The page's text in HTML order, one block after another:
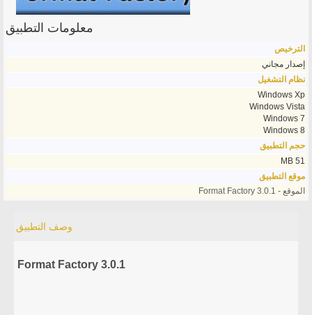
معلومات التطبيق
الترخيص
إصدار مجاني
نظام التشغيل
Windows Xp
Windows Vista
Windows 7
Windows 8
حجم التطبيق
51 MB
موقع التطبيق
الموقع - Format Factory 3.0.1
وصف التطبيق
Format Factory 3.0.1